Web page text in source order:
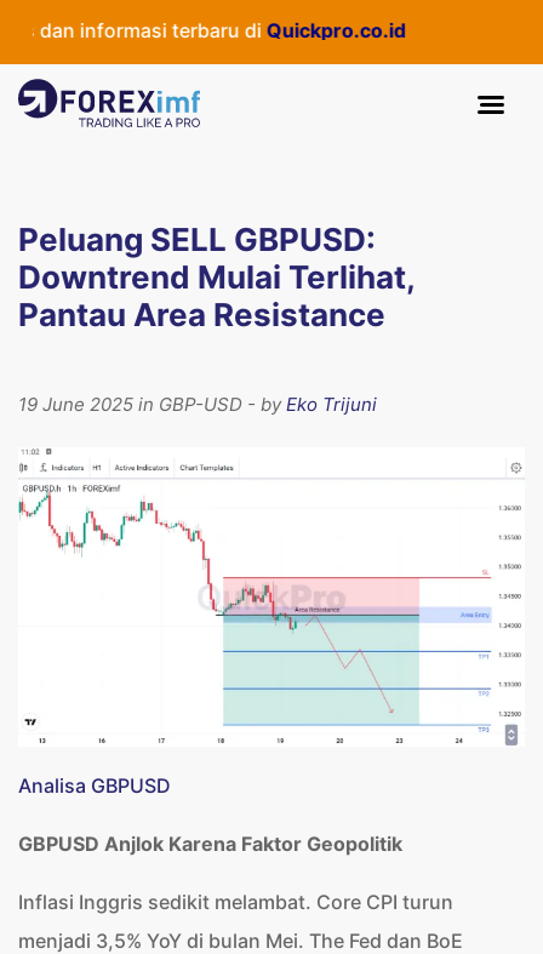
informasi terbaru diQuickpro.co.id
Peluang SELL GBPUSD:
Downtrend Mulai Terlihat,
Pantau Area Resistance
19 June 2025 in GBP-USD - byEko Trijuni
Analisa GBPUSD
GBPUSD Anjlok Karena Faktor Geopolitik
Inflasi Inggris sedikit melambat. Core CPI turun
menjadi 3,5% YoY di bulan Mei. The Fed dan BoE